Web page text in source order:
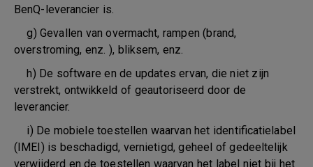
BenQ-leverancier is.
g) Gevallen van overmacht, rampen (brand,
overstroming, enz. ), bliksem, enz.
h) De software en de updates ervan, die niet zijn
verstrekt, ontwikkeld of geautoriseerd door de
leverancier.
i) De mobiele toestellen waarvan het identificatielabel
(IMEI) is beschadigd, vernietigd, geheel of gedeeltelijk
verwijderd en de toestellen waarvan het label niet bij het